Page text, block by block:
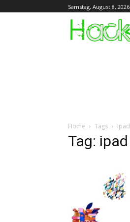
Samstag, August 8, 2026
Home Tags Ipad
Tag: ipad